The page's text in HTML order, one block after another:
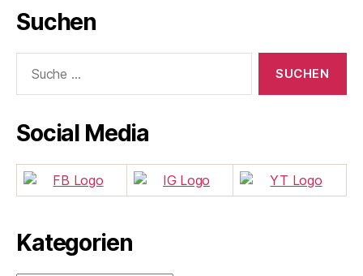
Suchen
nach:
Social Media
Kategorien